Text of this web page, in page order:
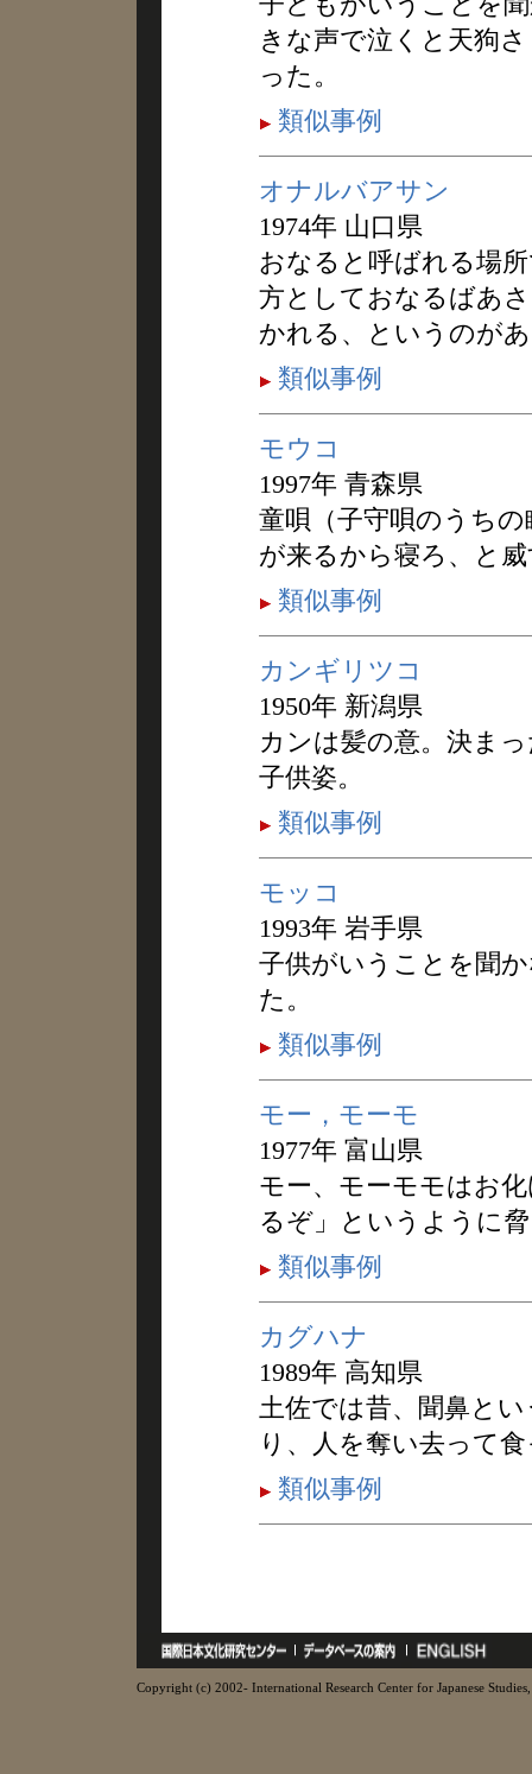
きな声で泣くと天狗
った。
類似事例
オナルバアサン
1974年 山口県
おなると呼ばれる場
方としておなるばあ
かれる、というのが
類似事例
モウコ
1997年 青森県
童唄（子守唄のうち
が来るから寝ろ、と
類似事例
カンギリツコ
1950年 新潟県
カンは髪の意。決ま
子供姿。
類似事例
モッコ
1993年 岩手県
子供がいうことを聞
た。
類似事例
モー，モーモ
1977年 富山県
モー、モーモモはお
るぞ」というように
類似事例
カグハナ
1989年 高知県
土佐では昔、聞鼻と
り、人を奪い去って
類似事例
Copyright (c) 2002- International Research Center for Japanese